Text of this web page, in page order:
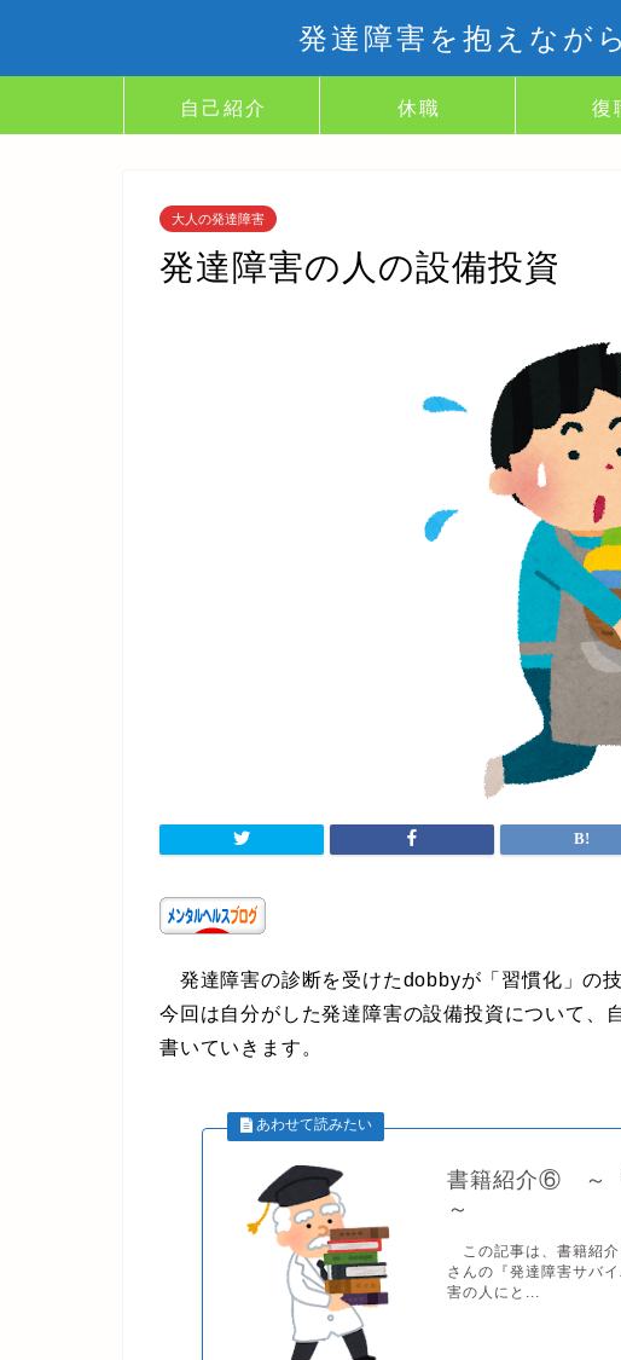
発達障害を抱えなが
自己紹介 休職 復
大人の発達障害
発達障害の人の設備投資
発達障害の診断を受けたdobbyが「習慣化」の
今回は自分がした発達障害の設備投資について、
書いていきます。
書籍紹介⑥ ～『
～
この記事は、書籍紹
さんの『発達障害サバ
害の人にと...